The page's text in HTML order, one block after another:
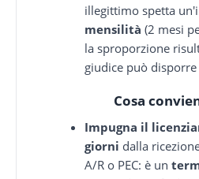
illegittimo spetta
mensilità (2 mesi
la sproporzione
giudice può disporre
Cosa
Impugna il
giorni dalla
A/R o PEC: è un